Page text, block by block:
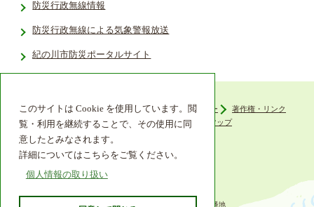
このサイトは Cookie を使用しています。閲
覧・利用を継続することで、その使用に同
意したとみなされます。
詳細についてはこちらをご覧ください。
個人情報の取り扱い
防災行政無線情報
防災行政無線による気象警報放送
紀の川市防災ポータルサイト
ウェブアクセシビリティ プライバシーポリシー
著作権・リンク
組織機構
リンク集 サイトマップ
〒649-6492 和歌山県紀の川市西大井338番地